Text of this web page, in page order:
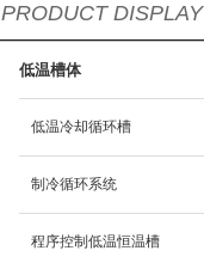
PRODUCT DISPLAY
低温槽体
低温冷却循环槽
制冷循环系统
程序控制低温恒温槽